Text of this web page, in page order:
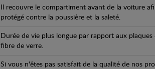
Il recouvre le compartiment avant de la voiture
protégé contre la poussière et la saleté.
Durée de vie plus longue par rapport aux
fibre de verre.
Si vous n'êtes pas satisfait de la qualité de nos